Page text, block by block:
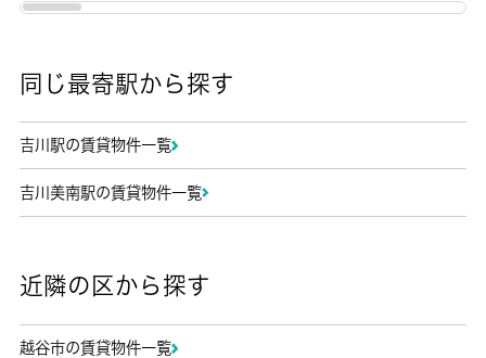
同じ最寄駅から探す
吉川駅の賃貸物件一覧
吉川美南駅の賃貸物件一覧
近隣の区から探す
越谷市の賃貸物件一覧